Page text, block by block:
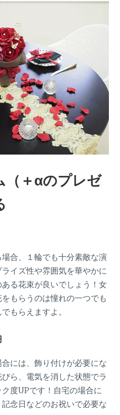
＋αのプレゼ
合、１輪でも十分素敵な演
イズ性や雰囲気を華やかに
る花束が良いでしょう！女
もらうのは憧れの一つでも
もらえますよ。
には、飾り付けが必要にな
ら、電気を消した状態でラ
度UPです！自宅の場合に
念日などのお祝いで必要な